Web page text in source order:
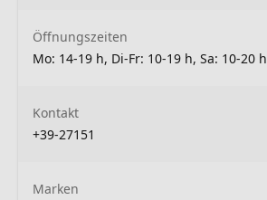
Öffnungszeiten
Mo: 14-19 h, Di-Fr: 10-19 h, Sa: 10-20 h
Kontakt
+39-27151
Marken